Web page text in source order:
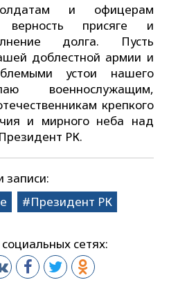
и офицерам
верность присяге и
долга. Пусть
доблестной армии и
устои нашего
военнослужащим,
крепкого
и мирного неба над
РК.
записи:
Президент РК
сетях: